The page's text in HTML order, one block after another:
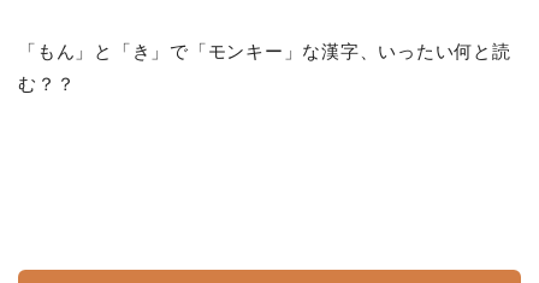
「もん」と「き」で「モンキー」な漢字、いったい何と読
む？？